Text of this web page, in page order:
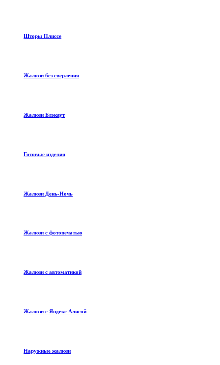
Шторы Плиссе
Жалюзи без сверления
Жалюзи Блэкаут
Готовые изделия
Жалюзи День-Ночь
Жалюзи с фотопечатью
Жалюзи с автоматикой
Жалюзи с Яндекс Алисой
Наружные жалюзи